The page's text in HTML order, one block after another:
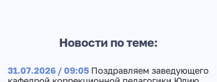
Новости по теме:
31.07.2026 / 09:05 Поздравляем заведующего